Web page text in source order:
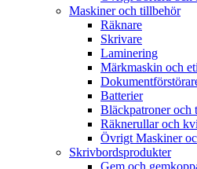
Maskiner och tillbehör
Räknare
Skrivare
Laminering
Märkmaskin och
Batterier
Bläckpatroner och
Räknerullar och
Övrigt Maskiner
Skrivbordsprodukter
Gem och